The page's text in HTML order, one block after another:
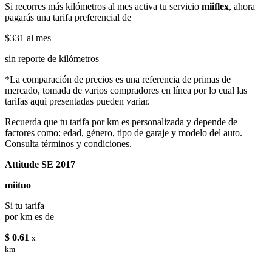
Si recorres más kilómetros al mes activa tu servicio miiflex, ahora
pagarás una tarifa preferencial de
$331 al mes
sin reporte de kilómetros
*La comparación de precios es una referencia de primas de
mercado, tomada de varios compradores en línea por lo cual las
tarifas aqui presentadas pueden variar.
Recuerda que tu tarifa por km es personalizada y depende de
factores como: edad, género, tipo de garaje y modelo del auto.
Consulta términos y condiciones.
Attitude SE 2017
miituo
Si tu tarifa
por km es de
$ 0.61 x
km